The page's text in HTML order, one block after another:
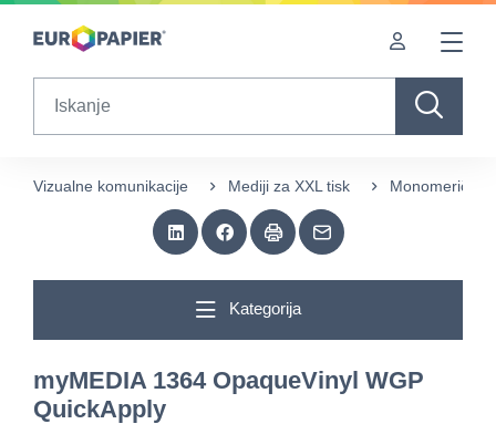
Table Of Content
Vizualne komunikacije Mediji za XXL tisk Monomerične
Kategorija
myMEDIA 1364 OpaqueVinyl WGP
QuickApply